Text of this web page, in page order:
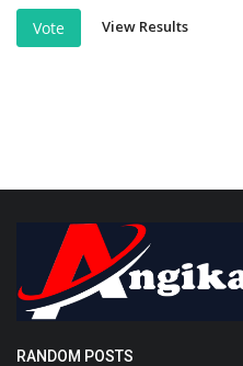
Vote View Results
RANDOM POSTS